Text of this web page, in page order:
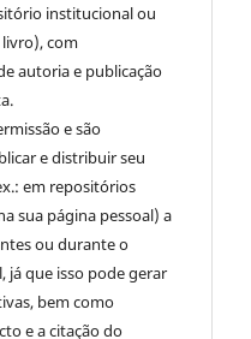
institucional ou
com
autoria e publicação
e são
e distribuir seu
em repositórios
sua página pessoal) a
ou durante o
já que isso pode gerar
bem como
e a citação do